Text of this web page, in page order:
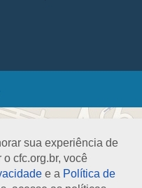
sua experiência de
cfc.org.br, você
e a Política de